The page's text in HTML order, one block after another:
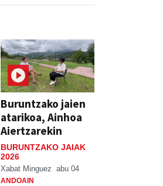
Buruntzako jaien
atarikoa, Ainhoa
Aiertzarekin
BURUNTZAKO JAIAK
2026
Xabat Minguez abu 04
ANDOAIN